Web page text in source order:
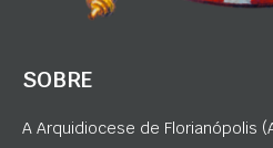
SOBRE
A Arquidiocese de Florianópolis